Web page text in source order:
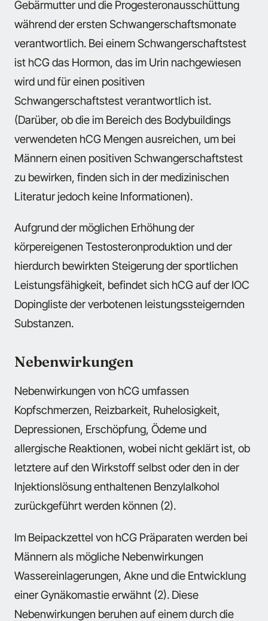
Gebärmutter und die Progesteronausschüttung
während der ersten Schwangerschaftsmonate
verantwortlich. Bei einem Schwangerschaftstest
ist hCG das Hormon, das im Urin nachgewiesen
wird und für einen positiven
Schwangerschaftstest verantwortlich ist.
(Darüber, ob die im Bereich des Bodybuildings
verwendeten hCG Mengen ausreichen, um bei
Männern einen positiven Schwangerschaftstest
zu bewirken, finden sich in der medizinischen
Literatur jedoch keine Informationen).
Aufgrund der möglichen Erhöhung der
körpereigenen Testosteronproduktion und der
hierdurch bewirkten Steigerung der sportlichen
Leistungsfähigkeit, befindet sich hCG auf der IOC
Dopingliste der verbotenen leistungssteigernden
Substanzen.
Nebenwirkungen
Nebenwirkungen von hCG umfassen
Kopfschmerzen, Reizbarkeit, Ruhelosigkeit,
Depressionen, Erschöpfung, Ödeme und
allergische Reaktionen, wobei nicht geklärt ist, ob
letztere auf den Wirkstoff selbst oder den in der
Injektionslösung enthaltenen Benzylalkohol
zurückgeführt werden können (2).
Im Beipackzettel von hCG Präparaten werden bei
Männern als mögliche Nebenwirkungen
Wassereinlagerungen, Akne und die Entwicklung
einer Gynäkomastie erwähnt (2). Diese
Nebenwirkungen beruhen auf einem durch die